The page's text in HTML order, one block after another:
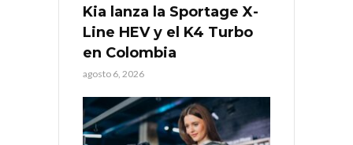
Kia lanza la Sportage X-
Line HEV y el K4 Turbo
en Colombia
agosto 6, 2026